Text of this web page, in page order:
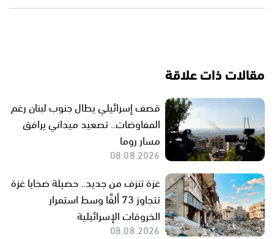
مقالات ذات علاقة
قصف إسرائيلي يطال جنوب لبنان رغم
المفاوضات.. تصعيد ميداني يرافق
مسار روما
08.08.2026
غزة تنزف من جديد.. حصيلة ضحايا غزة
تتجاوز 73 ألفًا وسط استمرار
الخروقات الإسرائيلية
08.08.2026